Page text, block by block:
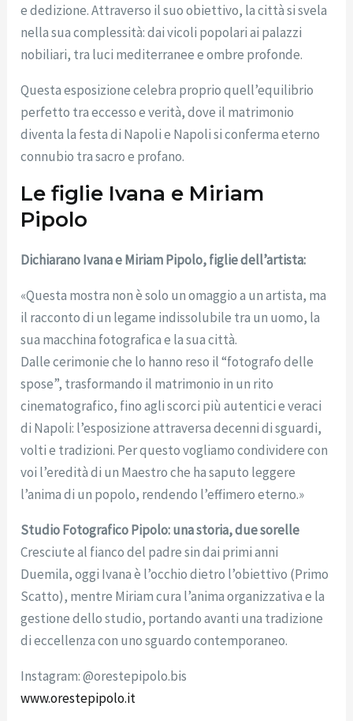
e dedizione. Attraverso il suo obiettivo, la città si svela
nella sua complessità: dai vicoli popolari ai palazzi
nobiliari, tra luci mediterranee e ombre profonde.
Questa esposizione celebra proprio quell’equilibrio
perfetto tra eccesso e verità, dove il matrimonio
diventa la festa di Napoli e Napoli si conferma eterno
connubio tra sacro e profano.
Le figlie Ivana e Miriam
Pipolo
Dichiarano Ivana e Miriam Pipolo, figlie dell’artista:
«Questa mostra non è solo un omaggio a un artista, ma
il racconto di un legame indissolubile tra un uomo, la
sua macchina fotografica e la sua città.
Dalle cerimonie che lo hanno reso il “fotografo delle
spose”, trasformando il matrimonio in un rito
cinematografico, fino agli scorci più autentici e veraci
di Napoli: l’esposizione attraversa decenni di sguardi,
volti e tradizioni. Per questo vogliamo condividere con
voi l’eredità di un Maestro che ha saputo leggere
l’anima di un popolo, rendendo l’effimero eterno.»
Studio Fotografico Pipolo: una storia, due sorelle
Cresciute al fianco del padre sin dai primi anni
Duemila, oggi Ivana è l’occhio dietro l’obiettivo (Primo
Scatto), mentre Miriam cura l’anima organizzativa e la
gestione dello studio, portando avanti una tradizione
di eccellenza con uno sguardo contemporaneo.
Instagram: @orestepipolo.bis
www.orestepipolo.it